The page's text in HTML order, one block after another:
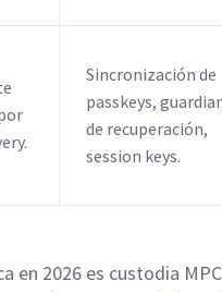
Sincronización de
passkeys,
de recuperación,
session keys.
en 2026 es custodia